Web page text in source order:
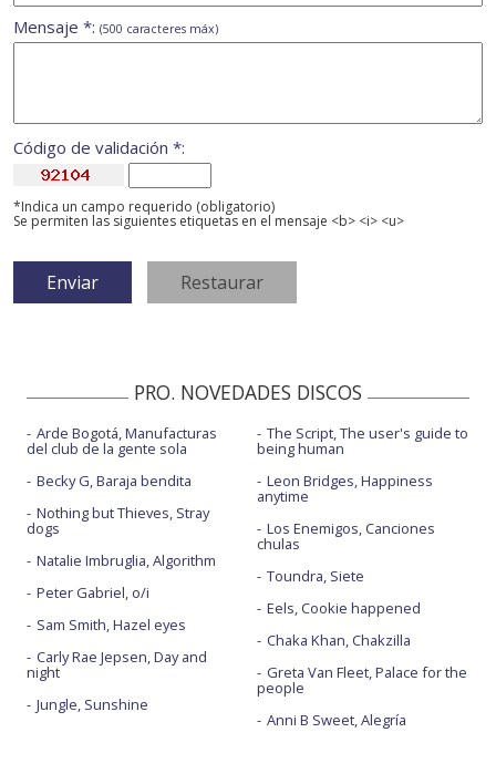
Mensaje *: (500 caracteres máx)
Código de validación *:
*Indica un campo requerido (obligatorio)
Se permiten las siguientes etiquetas en el mensaje <b> <i> <u>
PRO. NOVEDADES DISCOS
Arde Bogotá, Manufacturas
del club de la gente sola
Becky G, Baraja bendita
Nothing but Thieves, Stray
dogs
Natalie Imbruglia, Algorithm
Peter Gabriel, o/i
Sam Smith, Hazel eyes
Carly Rae Jepsen, Day and
night
Jungle, Sunshine
The Script, The user's guide to
being human
Leon Bridges, Happiness
anytime
Los Enemigos, Canciones
chulas
Toundra, Siete
Eels, Cookie happened
Chaka Khan, Chakzilla
Greta Van Fleet, Palace for the
people
Anni B Sweet, Alegría